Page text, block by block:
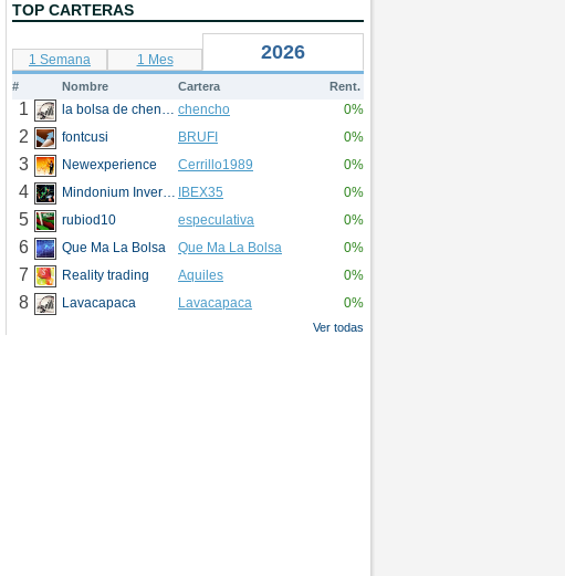
TOP CARTERAS
1 Semana 1 Mes 2026
# Nombre Cartera Rent.
1 la bolsa de chencho chencho 0%
2 fontcusi BRUFI 0%
3 Newexperience Cerrillo1989 0%
4 Mindonium Inversions IBEX35 0%
5 rubiod10 especulativa 0%
6 Que Ma La Bolsa Que Ma La Bolsa 0%
7 Reality trading Aquiles 0%
8 Lavacapaca Lavacapaca 0%
Ver todas